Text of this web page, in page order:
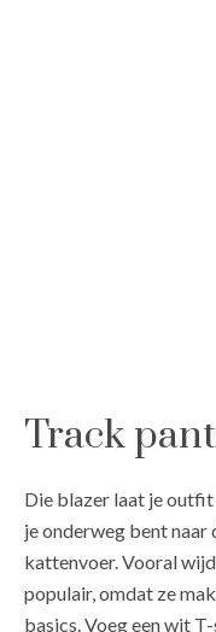
Track
Die blazer laat je outfit
je onderweg bent
kattenvoer. Vooral
populair, omdat ze
basics. Voeg een wit